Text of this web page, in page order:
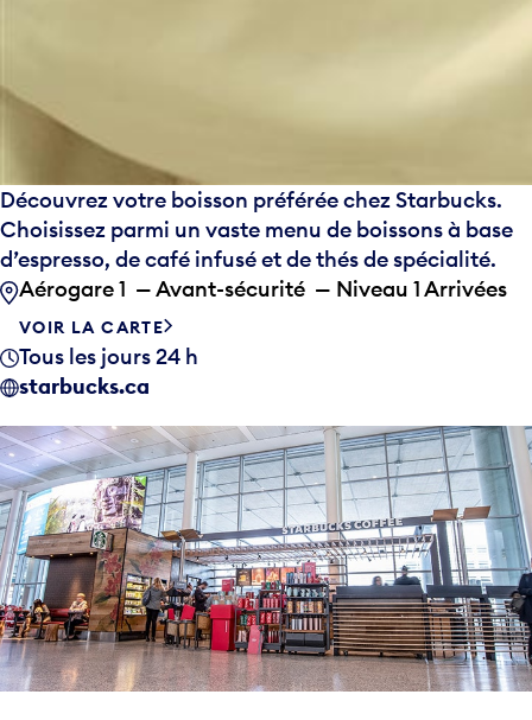
Découvrez votre boisson préférée chez Starbucks.
Choisissez parmi un vaste menu de boissons à base
d’espresso, de café infusé et de thés de spécialité.
Aérogare 1 — Avant-sécurité — Niveau 1 Arrivées
VOIR LA CARTE
Tous les jours 24 h
starbucks.ca